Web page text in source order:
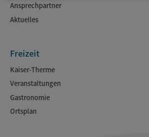
Ansprechpartner
Aktuelles
Freizeit
Kaiser-Therme
Veranstaltungen
Gastronomie
Ortsplan